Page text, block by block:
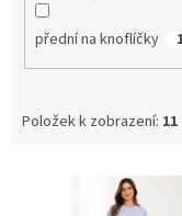
přední na knoflíčky 1
Položek k zobrazení: 11